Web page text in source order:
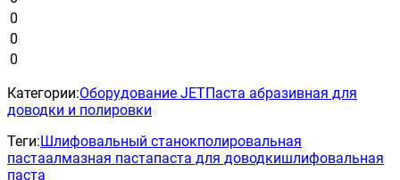
0
0
0
Категории:Оборудование JETПаста абразивная для
доводки и полировки
Теги:Шлифовальный станокполировальная
пастаалмазная пастапаста для доводкишлифовальная
паста